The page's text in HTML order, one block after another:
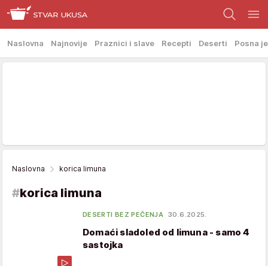
Naslovna Najnovije Praznici i slave Recepti Deserti Posna
Naslovna korica limuna
#korica limuna
DESERTI BEZ PEČENJA 30.6.2025.
Domaći sladoled od limuna - samo 4
sastojka